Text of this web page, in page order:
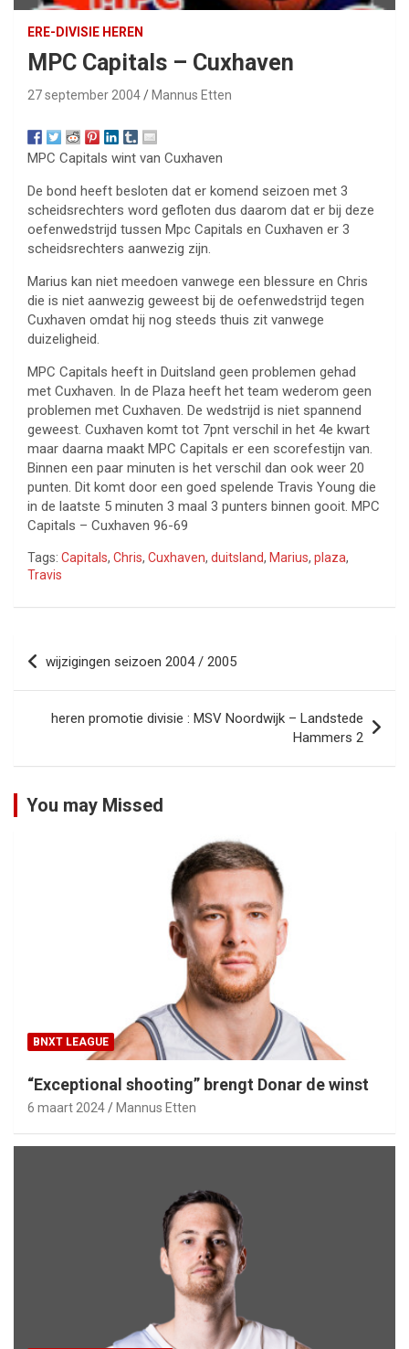
ERE-DIVISIE HEREN
MPC Capitals – Cuxhaven
27 september 2004 Mannus Etten
MPC Capitals wint van Cuxhaven
De bond heeft besloten dat er komend seizoen met 3
scheidsrechters word gefloten dus daarom dat er bij deze
oefenwedstrijd tussen Mpc Capitals en Cuxhaven er 3
scheidsrechters aanwezig zijn.
Marius kan niet meedoen vanwege een blessure en Chris
die is niet aanwezig geweest bij de oefenwedstrijd tegen
Cuxhaven omdat hij nog steeds thuis zit vanwege
duizeligheid.
MPC Capitals heeft in Duitsland geen problemen gehad
met Cuxhaven. In de Plaza heeft het team wederom geen
problemen met Cuxhaven. De wedstrijd is niet spannend
geweest. Cuxhaven komt tot 7pnt verschil in het 4e kwart
maar daarna maakt MPC Capitals er een scorefestijn van.
Binnen een paar minuten is het verschil dan ook weer 20
punten. Dit komt door een goed spelende Travis Young die
in de laatste 5 minuten 3 maal 3 punters binnen gooit. MPC
Capitals – Cuxhaven 96-69
Tags: Capitals, Chris, Cuxhaven, duitsland, Marius, plaza,
Travis
Bericht
navigatie
wijzigingen seizoen 2004 / 2005
heren promotie divisie : MSV Noordwijk – Landstede
Hammers 2
You may Missed
BNXT LEAGUE
“Exceptional shooting” brengt Donar de winst
6 maart 2024 Mannus Etten